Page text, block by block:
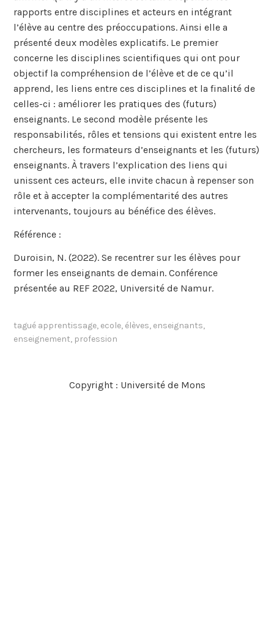
rapports entre disciplines et acteurs en intégrant
l’élève au centre des préoccupations. Ainsi elle a
présenté deux modèles explicatifs. Le premier
concerne les disciplines scientifiques qui ont pour
objectif la compréhension de l’élève et de ce qu’il
apprend, les liens entre ces disciplines et la finalité de
celles-ci : améliorer les pratiques des (futurs)
enseignants. Le second modèle présente les
responsabilités, rôles et tensions qui existent entre les
chercheurs, les formateurs d’enseignants et les (futurs)
enseignants. À travers l’explication des liens qui
unissent ces acteurs, elle invite chacun à repenser son
rôle et à accepter la complémentarité des autres
intervenants, toujours au bénéfice des élèves.
Référence :
Duroisin, N. (2022). Se recentrer sur les élèves pour
former les enseignants de demain. Conférence
présentée au REF 2022, Université de Namur.
tagué apprentissage, ecole, élèves, enseignants,
enseignement, profession
Copyright : Université de Mons